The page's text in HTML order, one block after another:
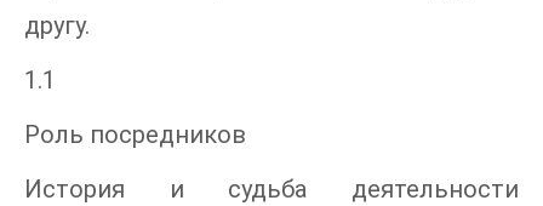
другу.
1.1
Роль посредников
История и судьба деятельности